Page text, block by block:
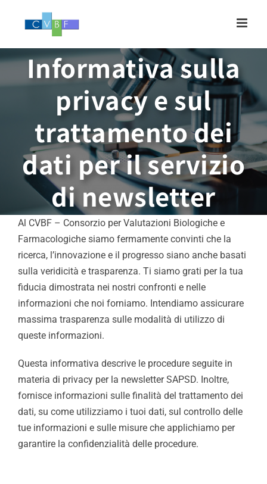
Informativa sulla
privacy e sul
trattamento dei
dati per il servizio
di newsletter
Al CVBF – Consorzio per Valutazioni Biologiche e
Farmacologiche siamo fermamente convinti che la
ricerca, l’innovazione e il progresso siano anche basati
sulla veridicità e trasparenza. Ti siamo grati per la tua
fiducia dimostrata nei nostri confronti e nelle
informazioni che noi forniamo. Intendiamo assicurare
massima trasparenza sulle modalità di utilizzo di
queste informazioni.
Questa informativa descrive le procedure seguite in
materia di privacy per la newsletter SAPSD. Inoltre,
fornisce informazioni sulle finalità del trattamento dei
dati, su come utilizziamo i tuoi dati, sul controllo delle
tue informazioni e sulle misure che applichiamo per
garantire la confidenzialità delle procedure.